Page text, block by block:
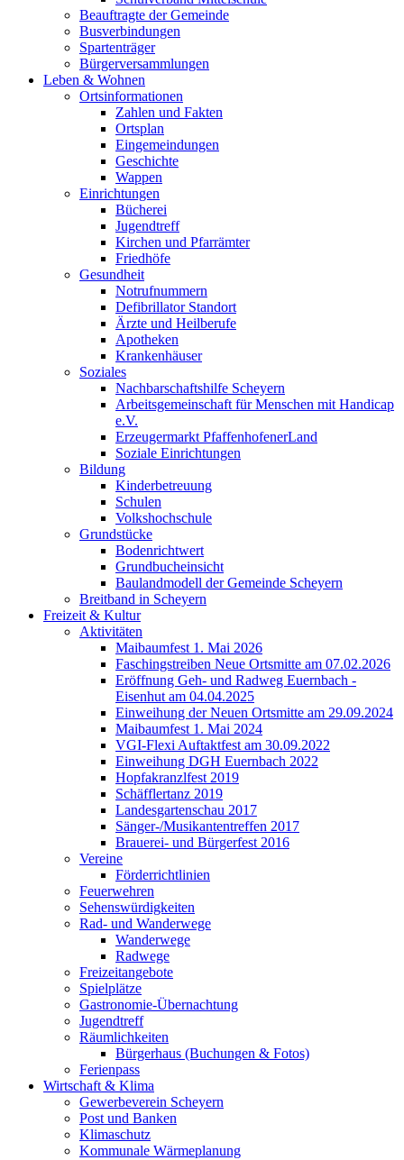
Beauftragte der Gemeinde
Busverbindungen
Spartenträger
Bürgerversammlungen
Leben & Wohnen
Ortsinformationen
Zahlen und Fakten
Ortsplan
Eingemeindungen
Geschichte
Wappen
Einrichtungen
Bücherei
Jugendtreff
Kirchen und Pfarrämter
Friedhöfe
Gesundheit
Notrufnummern
Defibrillator Standort
Ärzte und Heilberufe
Apotheken
Krankenhäuser
Soziales
Nachbarschaftshilfe Scheyern
Arbeitsgemeinschaft für Menschen mit Handicap
e.V.
Erzeugermarkt PfaffenhofenerLand
Soziale Einrichtungen
Bildung
Kinderbetreuung
Schulen
Volkshochschule
Grundstücke
Bodenrichtwert
Grundbucheinsicht
Baulandmodell der Gemeinde Scheyern
Breitband in Scheyern
Freizeit & Kultur
Aktivitäten
Maibaumfest 1. Mai 2026
Faschingstreiben Neue Ortsmitte am 07.02.2026
Eröffnung Geh- und Radweg Euernbach -
Eisenhut am 04.04.2025
Einweihung der Neuen Ortsmitte am 29.09.2024
Maibaumfest 1. Mai 2024
VGI-Flexi Auftaktfest am 30.09.2022
Einweihung DGH Euernbach 2022
Hopfakranzlfest 2019
Schäfflertanz 2019
Landesgartenschau 2017
Sänger-/Musikantentreffen 2017
Brauerei- und Bürgerfest 2016
Vereine
Förderrichtlinien
Feuerwehren
Sehenswürdigkeiten
Rad- und Wanderwege
Wanderwege
Radwege
Freizeitangebote
Spielplätze
Gastronomie-Übernachtung
Jugendtreff
Räumlichkeiten
Bürgerhaus (Buchungen & Fotos)
Ferienpass
Wirtschaft & Klima
Gewerbeverein Scheyern
Post und Banken
Klimaschutz
Kommunale Wärmeplanung